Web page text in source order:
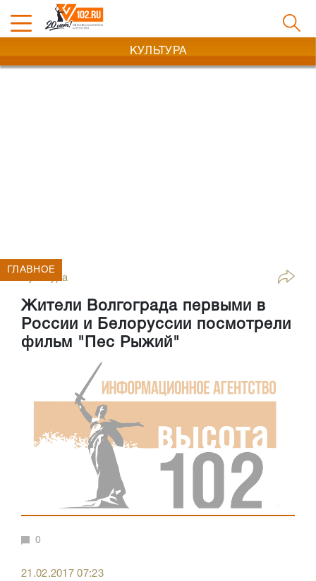
КУЛЬТУРА
Культура
Жители Волгограда первыми в
России и Белоруссии посмотрели
фильм "Пес Рыжий"
ГЛАВНОЕ
0
21.02.2017 07:23